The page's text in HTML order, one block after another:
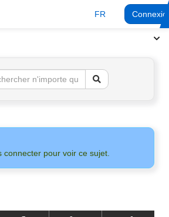
FR
connecter pour voir ce sujet.